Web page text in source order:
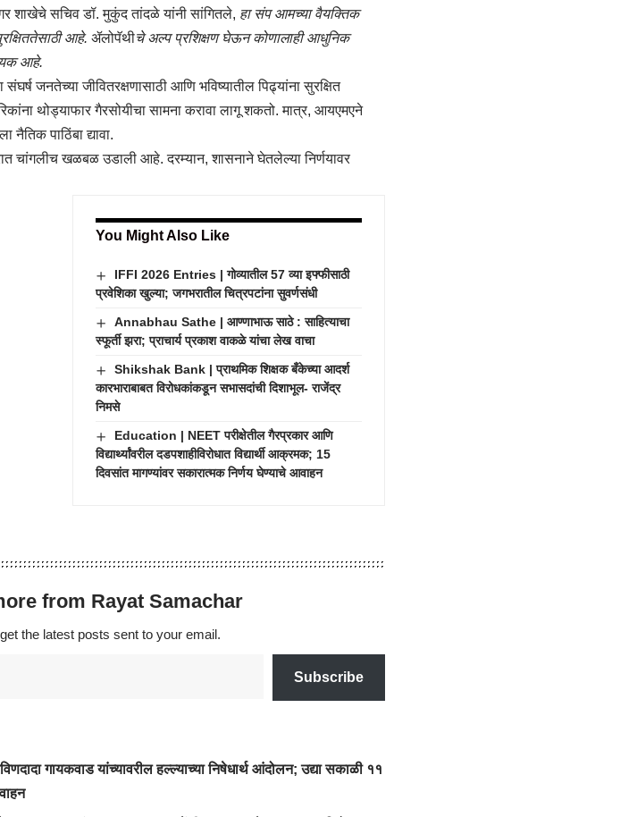
शाखेचे सचिव डॉ. मुकुंद तांदळे यांनी सांगितले, हा संप आमच्या वैयक्तिक
आहे. ॲलोपॅथीचे अल्प प्रशिक्षण घेऊन कोणालाही आधुनिक
आहे.
जनतेच्या जीवितरक्षणासाठी आणि भविष्यातील पिढ्यांना सुरक्षित
थोड्याफार गैरसोयीचा सामना करावा लागू शकतो. मात्र, आयएमएने
पाठिंबा द्यावा.
चांगलीच खळबळ उडाली आहे. दरम्यान, शासनाने घेतलेल्या निर्णयावर
You Might Also Like
IFFI 2026 Entries | गोव्यातील 57 व्या इफ्फीसाठी
प्रवेशिका खुल्या; जगभरातील चित्रपटांना सुवर्णसंधी
Annabhau Sathe | आण्णाभाऊ साठे : साहित्याचा
स्फूर्ती झरा; प्राचार्य प्रकाश वाकळे यांचा लेख वाचा
Shikshak Bank | प्राथमिक शिक्षक बँकेच्या आदर्श
कारभाराबाबत विरोधकांकडून सभासदांची दिशाभूल- राजेंद्र
निमसे
Education | NEET परीक्षेतील गैरप्रकार आणि
विद्यार्थ्यांवरील दडपशाहीविरोधात विद्यार्थी आक्रमक; 15
दिवसांत मागण्यांवर सकारात्मक निर्णय घेण्याचे आवाहन
from Rayat Samachar
the latest posts sent to your email.
Subscribe
गायकवाड यांच्यावरील हल्ल्याच्या निषेधार्थ आंदोलन; उद्या सकाळी ११